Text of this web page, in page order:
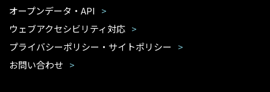
オープンデータ・API
ウェブアクセシビリティ対応
プライバシーポリシー・サイトポリシー
お問い合わせ